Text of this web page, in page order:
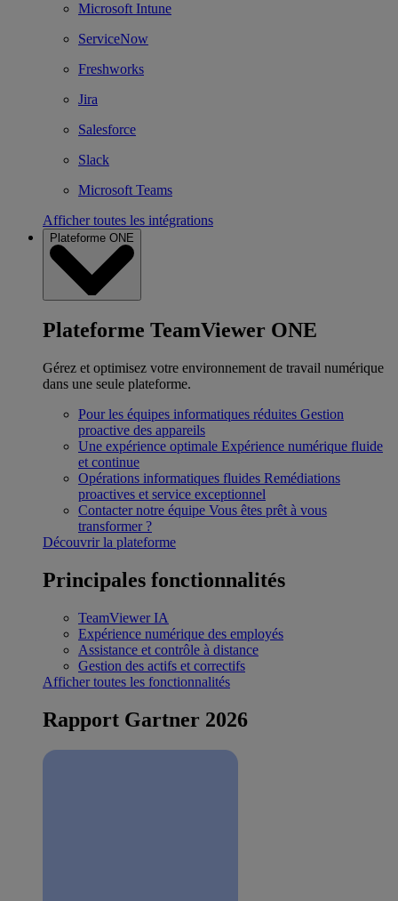
Microsoft Intune
ServiceNow
Freshworks
Jira
Salesforce
Slack
Microsoft Teams
Afficher toutes les intégrations
Plateforme ONE
Plateforme TeamViewer ONE
Gérez et optimisez votre environnement de travail numérique
dans une seule plateforme.
Pour les équipes informatiques réduites Gestion
proactive des appareils
Une expérience optimale Expérience numérique fluide
et continue
Opérations informatiques fluides Remédiations
proactives et service exceptionnel
Contacter notre équipe Vous êtes prêt à vous
transformer ?
Découvrir la plateforme
Principales fonctionnalités
TeamViewer IA
Expérience numérique des employés
Assistance et contrôle à distance
Gestion des actifs et correctifs
Afficher toutes les fonctionnalités
Rapport Gartner 2026